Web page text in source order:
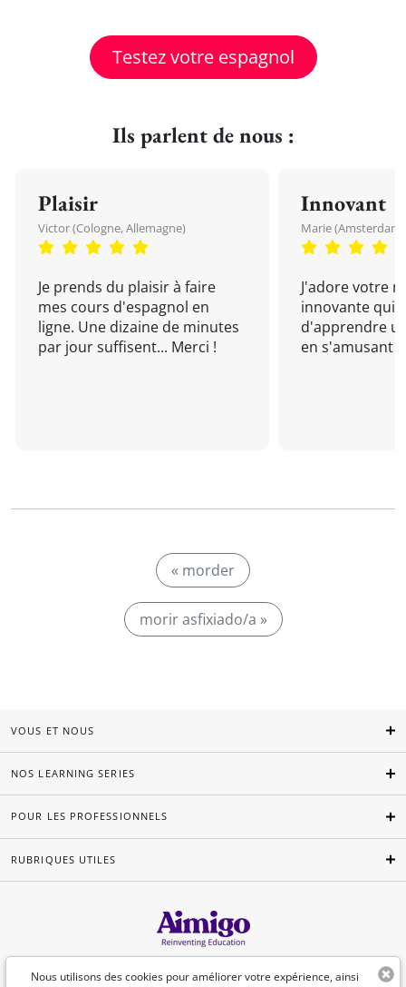
Testez votre espagnol
Ils parlent de nous :
Plaisir
Victor (Cologne, Allemagne)
Je prends du plaisir à faire
mes cours d'espagnol en
ligne. Une dizaine de minutes
par jour suffisent... Merci !
Innovant
Marie (Amsterdam,
J'adore votre
innovante qui
d'apprendre
en s'amusant !
« morder
morir asfixiado/a »
Nous utilisons des cookies pour améliorer votre expérience, ainsi
VOUS ET NOUS
NOS LEARNING SERIES
POUR LES PROFESSIONNELS
RUBRIQUES UTILES
Français